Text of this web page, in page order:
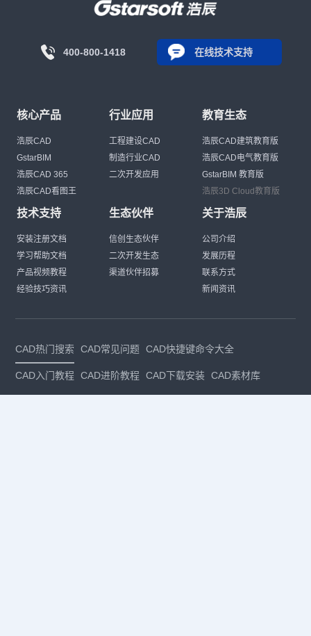
400-800-1418 在线技术支持
核心产品
浩辰CAD
GstarBIM
浩辰CAD 365
浩辰CAD看图王
行业应用
工程建设CAD
制造行业CAD
二次开发应用
教育生态
浩辰CAD建筑教育版
浩辰CAD电气教育版
GstarBIM 教育版
浩辰3D Cloud教育版
技术支持
安装注册文档
学习帮助文档
产品视频教程
经验技巧资讯
生态伙伴
信创生态伙伴
二次开发生态
渠道伙伴招募
关于浩辰
公司介绍
发展历程
联系方式
新闻资讯
CAD热门搜索 CAD常见问题 CAD快捷键命令大全
CAD入门教程 CAD进阶教程 CAD下载安装 CAD素材库